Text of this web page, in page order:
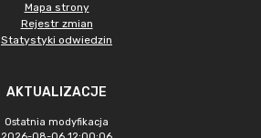
Mapa strony
Rejestr zmian
Statystyki odwiedzin
AKTUALIZACJE
Ostatnia modyfikacja